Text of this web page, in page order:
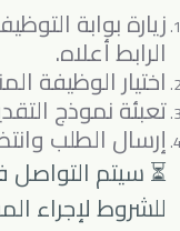
زيارة بوابة
الرابط أعلاه.
اختيار الوظيفة
تعبئة نموذج
إرسال الطلب
⏳ سيتم
للشروط لإجراء